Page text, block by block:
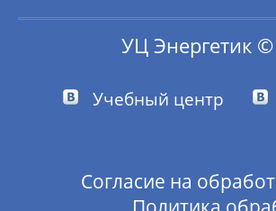
УЦ Энергетик
Учебный центр
Согласие на